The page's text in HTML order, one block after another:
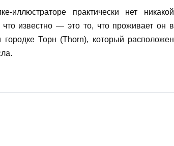
иллюстраторе практически нет никакой
известно — это то, что проживает он в
городке Торн (Thorn), который расположен